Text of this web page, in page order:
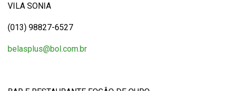
VILA SONIA
(013) 98827-6527
belasplus@bol.com.br